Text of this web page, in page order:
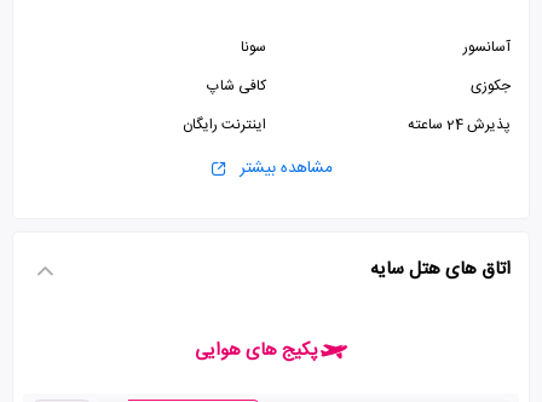
آسانسور
سونا
جکوزی
کافی شاپ
پذیرش 24 ساعته
اینترنت رایگان
پارکینگ رایگانمشاهده بیشتر
اتاق های هتل سایه
پکیج های هوایی